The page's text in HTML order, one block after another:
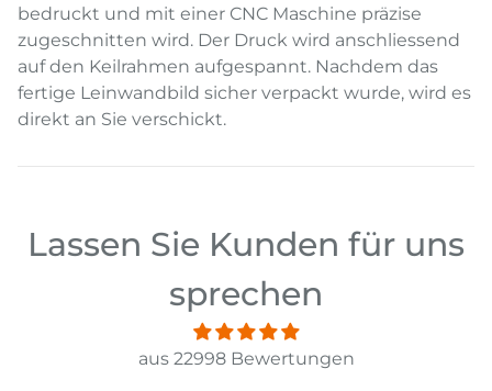
bedruckt und mit einer CNC Maschine präzise
zugeschnitten wird. Der Druck wird anschliessend
auf den Keilrahmen aufgespannt. Nachdem das
fertige Leinwandbild sicher verpackt wurde, wird es
direkt an Sie verschickt.
Lassen Sie Kunden für uns
sprechen
aus 22998 Bewertungen